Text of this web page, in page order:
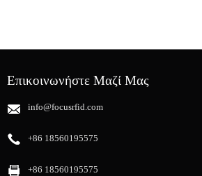
Επικοινωνήστε Μαζί Μας
info@focusrfid.com
+86 18560195575
+86 18560195575